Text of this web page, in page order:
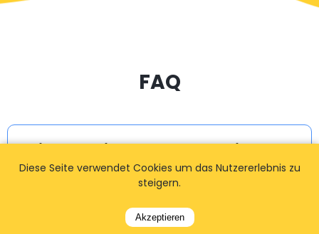
FAQ
Wie lange im Voraus sollte ich
buchen?
Diese Seite verwendet Cookies um das Nutzererlebnis zu
steigern.
Akzeptieren